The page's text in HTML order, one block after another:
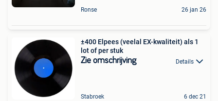
Ronse 26 jan 26
±400 Elpees (veelal EX-kwaliteit) als 1
lot of per stuk
Zie omschrijving Details
Stabroek 6 dec 21